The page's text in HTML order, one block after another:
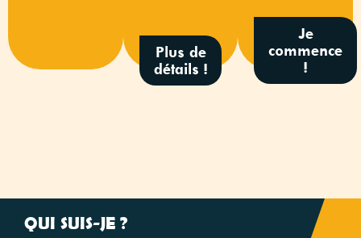
Plus de
détails !
Je
commence
!
QUI SUIS-JE ?